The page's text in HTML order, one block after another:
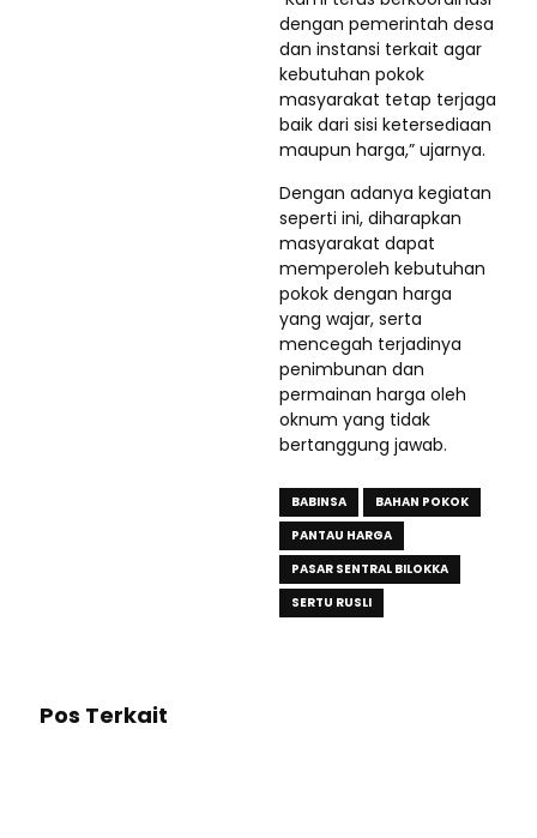
dengan pemerintah desa
dan instansi terkait agar
kebutuhan pokok
masyarakat tetap terjaga
baik dari sisi ketersediaan
maupun harga,” ujarnya.
Dengan adanya kegiatan
seperti ini, diharapkan
masyarakat dapat
memperoleh kebutuhan
pokok dengan harga
yang wajar, serta
mencegah terjadinya
penimbunan dan
permainan harga oleh
oknum yang tidak
bertanggung jawab.
BABINSA
BAHAN POKOK
PANTAU HARGA
PASAR SENTRAL BILOKKA
SERTU RUSLI
Pos Terkait